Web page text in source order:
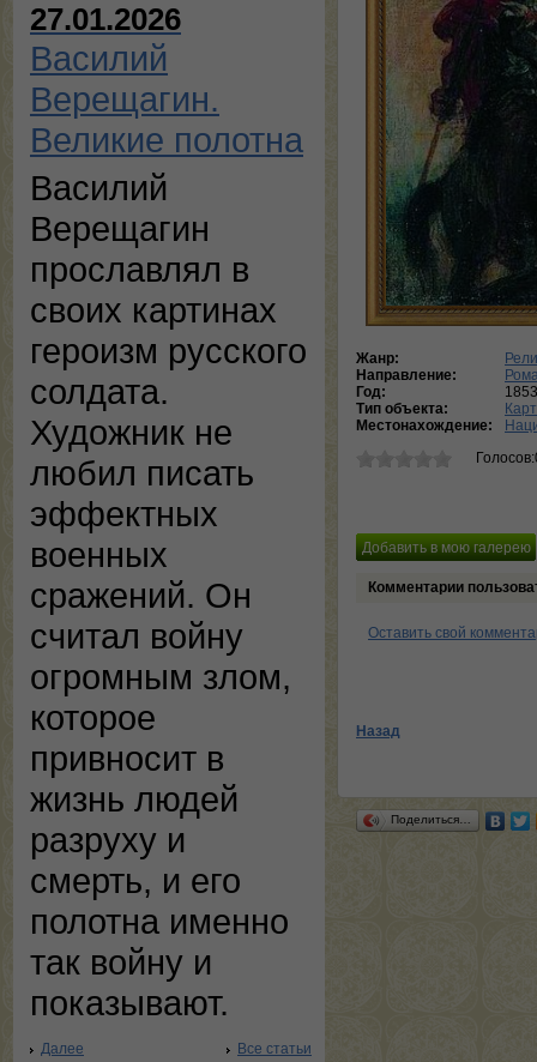
27.01.2026
Василий
Верещагин.
Великие полотна
Василий
Верещагин
прославлял в
своих картинах
героизм русского
солдата.
Художник не
любил писать
эффектных
военных
сражений. Он
считал войну
огромным злом,
которое
привносит в
жизнь людей
разруху и
смерть, и его
полотна именно
так войну и
показывают.
Далее Все статьи
Жанр:
Направление:
Год:
1853
Тип объекта:
Местонахождение:
Комментарии
Оставить свой
Назад
Поделиться…